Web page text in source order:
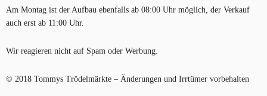
Am Montag ist der Aufbau ebenfalls ab 08:00 Uhr möglich, der Verkauf
auch erst ab 11:00 Uhr.
Wir reagieren nicht auf Spam oder Werbung.
© 2018 Tommys Trödelmärkte – Änderungen und Irrtümer vorbehalten